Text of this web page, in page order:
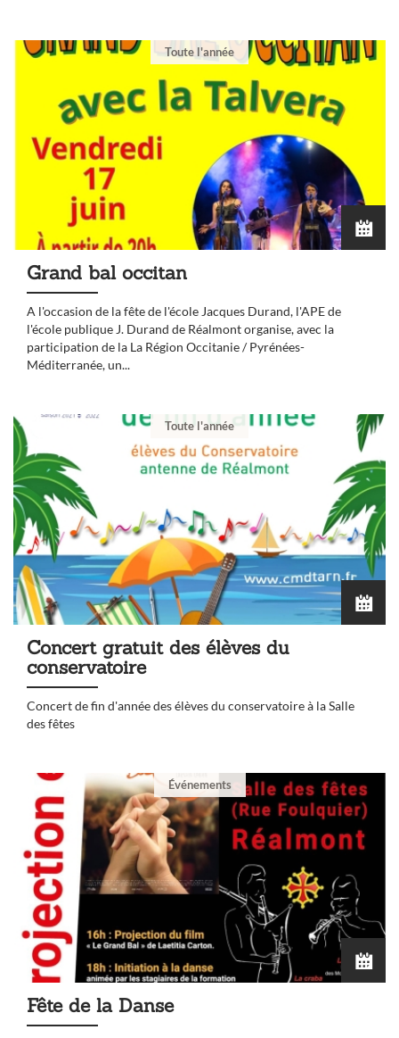
Toute l'année
Grand bal occitan
A l'occasion de la fête de l'école Jacques Durand, l'APE de
l'école publique J. Durand de Réalmont organise, avec la
participation de la La Région Occitanie / Pyrénées-
Méditerranée, un...
Toute l'année
Concert gratuit des élèves du
conservatoire
Concert de fin d'année des élèves du conservatoire à la Salle
des fêtes
Événements
Fête de la Danse